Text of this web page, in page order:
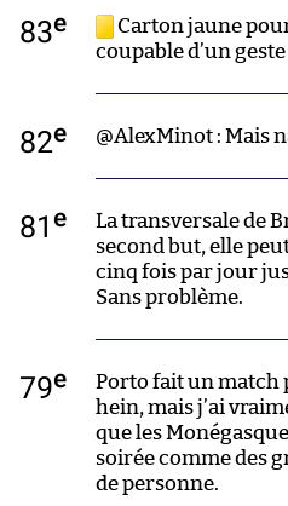
83e
Carton jaune
coupable d’un
82e @AlexMinot : Mais
81 e
La transversale de
second but, elle
cinq fois par jour
Sans problème.
79e
Porto fait un match
hein, mais j’ai
que les
soirée comme des
de personne.